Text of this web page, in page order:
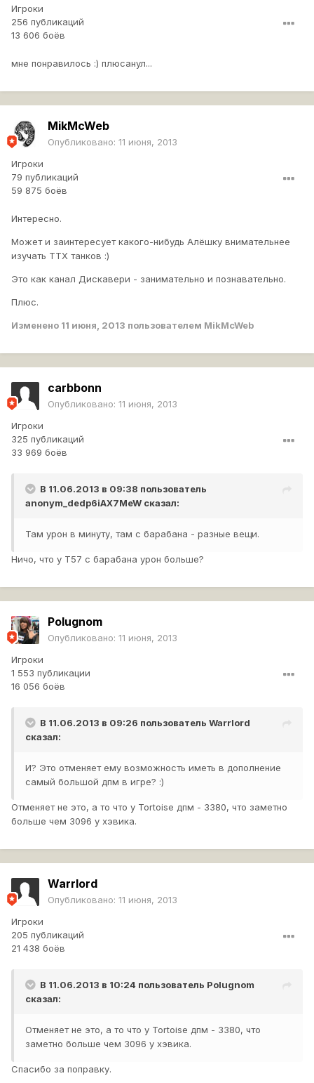
Игроки
256 публикаций
13 606 боёв
мне понравилось :) плюсанул...
MikMcWeb
Опубликовано: 11 июня, 2013
Игроки
79 публикаций
59 875 боёв
Интересно.
Может и заинтересует какого-нибудь Алёшку внимательнее
изучать ТТХ танков :)
Это как канал Дискавери - занимательно и познавательно.
Плюс.
Изменено 11 июня, 2013 пользователем MikMcWeb
carbbonn
Опубликовано: 11 июня, 2013
Игроки
325 публикаций
33 969 боёв
В 11.06.2013 в 09:38 пользователь
anonym_dedp6iAX7MeW сказал:
Там урон в минуту, там с барабана - разные вещи.
Ничо, что у Т57 с барабана урон больше?
Polugnom
Опубликовано: 11 июня, 2013
Игроки
1 553 публикации
16 056 боёв
В 11.06.2013 в 09:26 пользователь Warrlord
сказал:
И? Это отменяет ему возможность иметь в дополнение
самый большой дпм в игре? :)
Отменяет не это, а то что у Tortoise дпм - 3380, что заметно
больше чем 3096 у хэвика.
Warrlord
Опубликовано: 11 июня, 2013
Игроки
205 публикаций
21 438 боёв
В 11.06.2013 в 10:24 пользователь Polugnom
сказал:
Отменяет не это, а то что у Tortoise дпм - 3380, что
заметно больше чем 3096 у хэвика.
Спасибо за поправку.